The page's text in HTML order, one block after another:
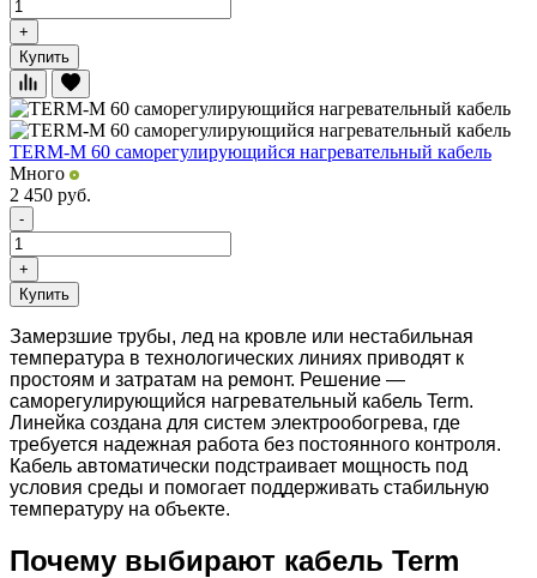
+
Купить
TERM-М 60 саморегулирующийся нагревательный кабель
Много
2 450 руб.
-
+
Купить
Замерзшие трубы, лед на кровле или нестабильная
температура в технологических линиях приводят к
простоям и затратам на ремонт. Решение —
саморегулирующийся нагревательный кабель Term.
Линейка создана для систем электрообогрева, где
требуется надежная работа без постоянного контроля.
Кабель автоматически подстраивает мощность под
условия среды и помогает поддерживать стабильную
температуру на объекте.
Почему выбирают кабель Term